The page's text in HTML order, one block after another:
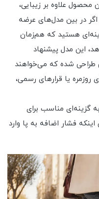
علاوه بر زیبایی،
در بین مدل‌های عرضه
هستید که هم‌زمان
این مدل پیشنهاد
طراحی شده که می‌خواهند
روزمره یا قرارهای رسمی،
گزینه‌ای مناسب برای
فشار اضافه‌ به پا وارد